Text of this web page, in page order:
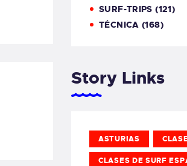
SURF-TRIPS (121)
TÉCNICA (168)
Story Links
ASTURIAS
CLASES DE SURF